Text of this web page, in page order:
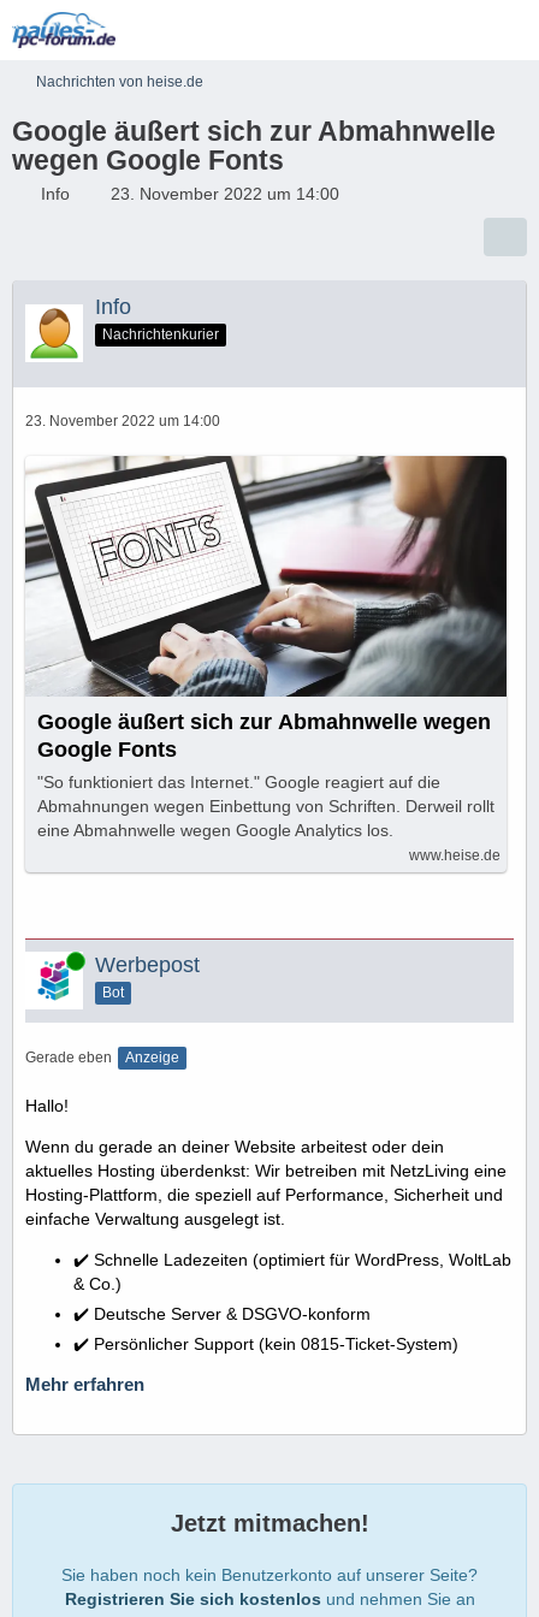
Nachrichten von heise.de
Google äußert sich zur Abmahnwelle
wegen Google Fonts
Info 23. November 2022 um 14:00
Info
Nachrichtenkurier
23. November 2022 um 14:00
Google äußert sich zur Abmahnwelle wegen
Google Fonts
"So funktioniert das Internet." Google reagiert auf die
Abmahnungen wegen Einbettung von Schriften. Derweil rollt
eine Abmahnwelle wegen Google Analytics los.
www.heise.de
Online Werbepost
Bot
Gerade eben Anzeige
Hallo!
Wenn du gerade an deiner Website arbeitest oder dein
aktuelles Hosting überdenkst: Wir betreiben mit NetzLiving eine
Hosting-Plattform, die speziell auf Performance, Sicherheit und
einfache Verwaltung ausgelegt ist.
✔️ Schnelle Ladezeiten (optimiert für WordPress, WoltLab
& Co.)
✔️ Deutsche Server & DSGVO-konform
✔️ Persönlicher Support (kein 0815-Ticket-System)
Mehr erfahren
Jetzt mitmachen!
Sie haben noch kein Benutzerkonto auf unserer Seite?
Registrieren Sie sich kostenlos und nehmen Sie an